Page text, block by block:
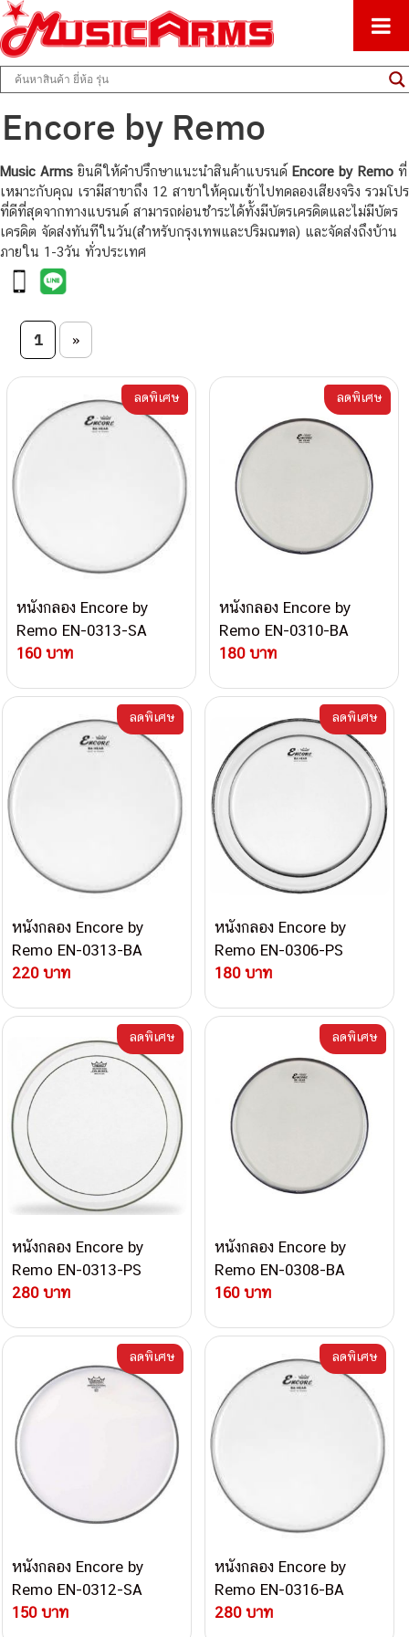
Music Arms
ศูนย์รวมครื่องดนตรีทุกชนิด ตั้งแต่เริ่มต้นถึงมืออาชีพ
Encore by Remo
Music Arms ยินดีให้คำปรึกษาแนะนำสินค้าแบรนด์ Encore by Remo ที่
เหมาะกับคุณ เรามีสาขาถึง 12 สาขาให้คุณเข้าไปทดลองเสียงจริง รวมโปร
ที่ดีที่สุดจากทางแบรนด์ สามารถผ่อนชำระได้ทั้งมีบัตรเครดิตและไม่มีบัตร
เครดิต จัดส่งทันทีในวัน(สำหรับกรุงเทพและปริมณฑล) และจัดส่งถึงบ้าน
ภายใน 1-3วัน ทั่วประเทศ
Post navigation
1 »
หนังกลอง Encore by
Remo EN-0313-SA
160 บาท
ลดพิเศษ
หนังกลอง Encore by
Remo EN-0310-BA
180 บาท
ลดพิเศษ
หนังกลอง Encore by
Remo EN-0313-BA
220 บาท
ลดพิเศษ
หนังกลอง Encore by
Remo EN-0306-PS
180 บาท
ลดพิเศษ
หนังกลอง Encore by
Remo EN-0313-PS
280 บาท
ลดพิเศษ
หนังกลอง Encore by
Remo EN-0308-BA
160 บาท
ลดพิเศษ
หนังกลอง Encore by
Remo EN-0312-SA
150 บาท
ลดพิเศษ
หนังกลอง Encore by
Remo EN-0316-BA
280 บาท
ลดพิเศษ